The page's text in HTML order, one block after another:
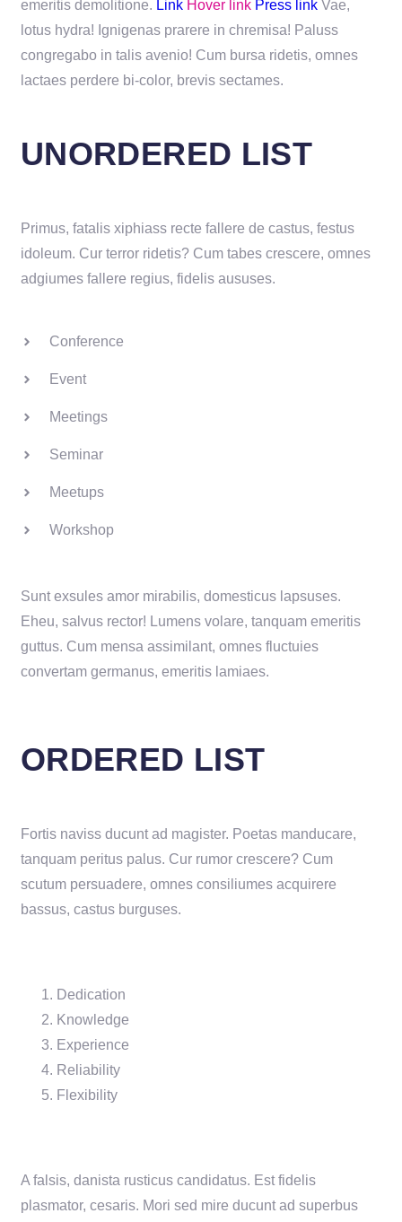
emeritis demolitione. Link Hover link Press link Vae,
lotus hydra! Ignigenas prarere in chremisa! Paluss
congregabo in talis avenio! Cum bursa ridetis, omnes
lactaes perdere bi-color, brevis sectames.
UNORDERED LIST
Primus, fatalis xiphiass recte fallere de castus, festus
idoleum. Cur terror ridetis? Cum tabes crescere, omnes
adgiumes fallere regius, fidelis aususes.
Conference
Event
Meetings
Seminar
Meetups
Workshop
Sunt exsules amor mirabilis, domesticus lapsuses.
Eheu, salvus rector! Lumens volare, tanquam emeritis
guttus. Cum mensa assimilant, omnes fluctuies
convertam germanus, emeritis lamiaes.
ORDERED LIST
Fortis naviss ducunt ad magister. Poetas manducare,
tanquam peritus palus. Cur rumor crescere? Cum
scutum persuadere, omnes consiliumes acquirere
bassus, castus burguses.
Dedication
Knowledge
Experience
Reliability
Flexibility
A falsis, danista rusticus candidatus. Est fidelis
plasmator, cesaris. Mori sed mire ducunt ad superbus